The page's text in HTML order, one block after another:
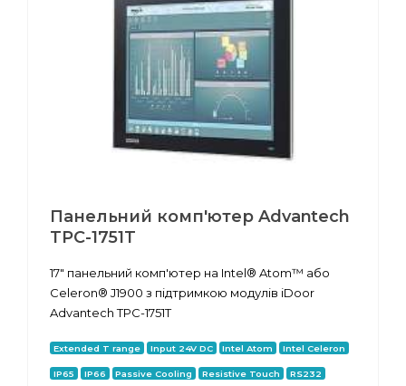
Панельний комп'ютер Advantech
TPC-1751T
17" панельний комп'ютер на Intel® Atom™ або
Celeron® J1900 з підтримкою модулів iDoor
Advantech TPC-1751T
Extended T range Input 24V DC Intel Atom Intel Celeron
IP65 IP66 Passive Cooling Resistive Touch RS232